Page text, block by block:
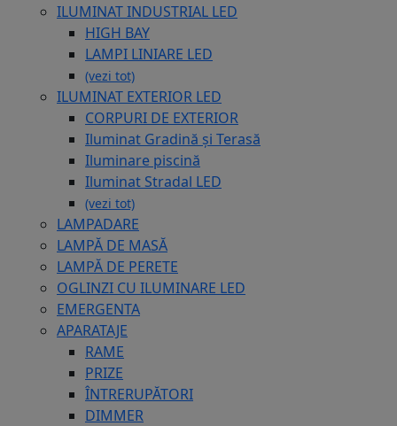
ILUMINAT INDUSTRIAL LED
HIGH BAY
LAMPI LINIARE LED
(vezi tot)
ILUMINAT EXTERIOR LED
CORPURI DE EXTERIOR
Iluminat Gradină și Terasă
Iluminare piscină
Iluminat Stradal LED
(vezi tot)
LAMPADARE
LAMPĂ DE MASĂ
LAMPĂ DE PERETE
OGLINZI CU ILUMINARE LED
EMERGENTA
APARATAJE
RAME
PRIZE
ÎNTRERUPĂTORI
DIMMER